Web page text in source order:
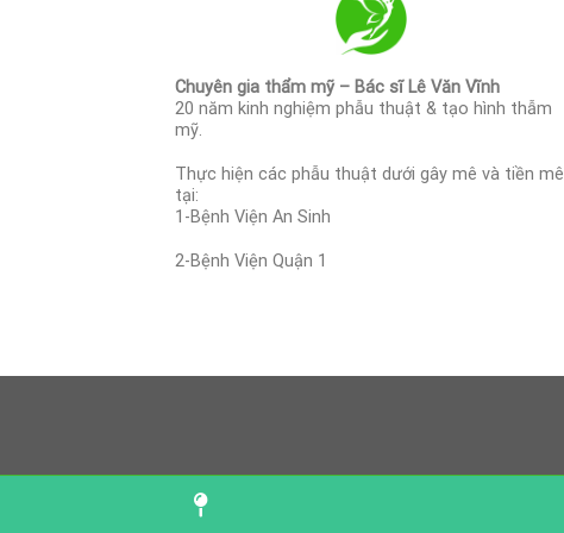
Chuyên gia thẩm mỹ – Bác sĩ Lê Văn Vĩnh
20 năm kinh nghiệm phẫu thuật & tạo hình thẫm
mỹ.
Thực hiện các phẫu thuật dưới gây mê và tiền mê
tại:
1-Bệnh Viện An Sinh
2-Bệnh Viện Quận 1